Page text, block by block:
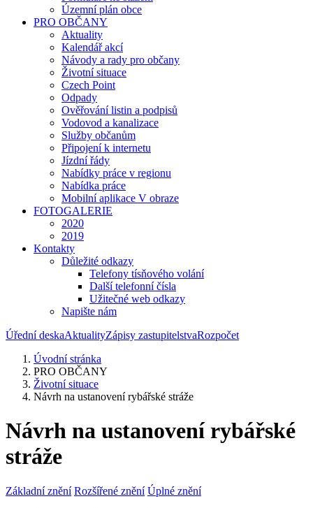
Územní plán obce
PRO OBČANY
Aktuality
Kalendář akcí
Návody a rady pro občany
Životní situace
Czech Point
Odpady
Ověřování listin a podpisů
Vodovod a kanalizace
Služby občanům
Připojení k internetu
Jízdní řády
Nabídky práce v regionu
Nabídka práce
Mobilní aplikace V obraze
FOTOGALERIE
2020
2019
Kontakty
Důležité odkazy
Telefony tísňového volání
Další telefonní čísla
Užitečné web odkazy
Napište nám
Úřední deskaAktualityZápisy zastupitelstvaRozpočet
Úvodní stránka
PRO OBČANY
Životní situace
Návrh na ustanovení rybářské stráže
Návrh na ustanovení rybářské
stráže
Základní znění Rozšířené znění Úplné znění